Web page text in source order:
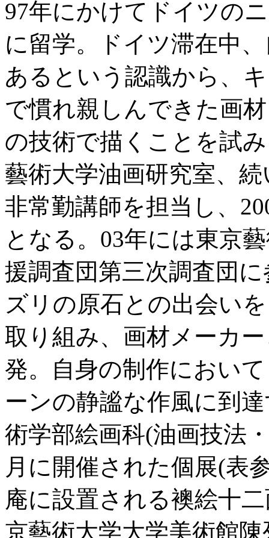
97年にかけてドイツの
に留学。ドイツ滞在中
あるという認識から、
で慣れ親しんできた画
の技術で描くことを試
藝術大学油画研究室、
非常勤講師を担当し、
となる。03年には東京
援調査団第三次調査団
ズリの原石との出会い
取り組み、画材メーカ
発。自身の制作におい
ーンの静謐な作風に到
術学部絵画科(油画技法
月に開催された個展(表
庵に設置される襖絵十
京藝術大学大学美術館